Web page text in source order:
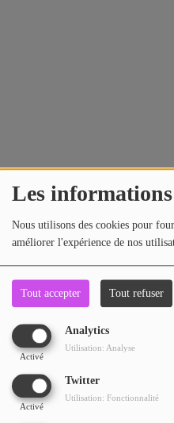
Les
Nous utilisons des cookies pour
améliorer l'expérience de nos
Tout accepter Tout refuser
Analytics
Activé
Utilisation: Analyse
Twitter
Activé
Utilisation: Fonctionnalité